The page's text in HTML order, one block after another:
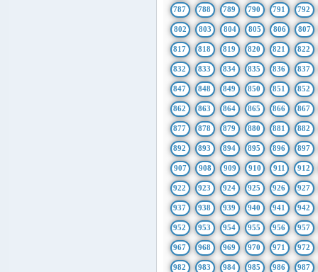
787 788 789 790 791 792
802 803 804 805 806 807
817 818 819 820 821 822
832 833 834 835 836 837
847 848 849 850 851 852
862 863 864 865 866 867
877 878 879 880 881 882
892 893 894 895 896 897
907 908 909 910 911 912
922 923 924 925 926 927
937 938 939 940 941 942
952 953 954 955 956 957
967 968 969 970 971 972
982 983 984 985 986 987